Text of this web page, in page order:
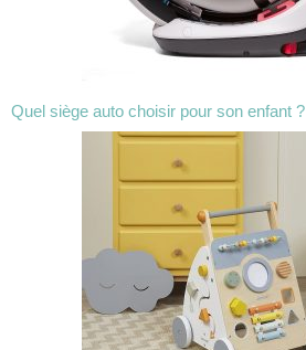
Quel siège auto choisir pour son enfant ?